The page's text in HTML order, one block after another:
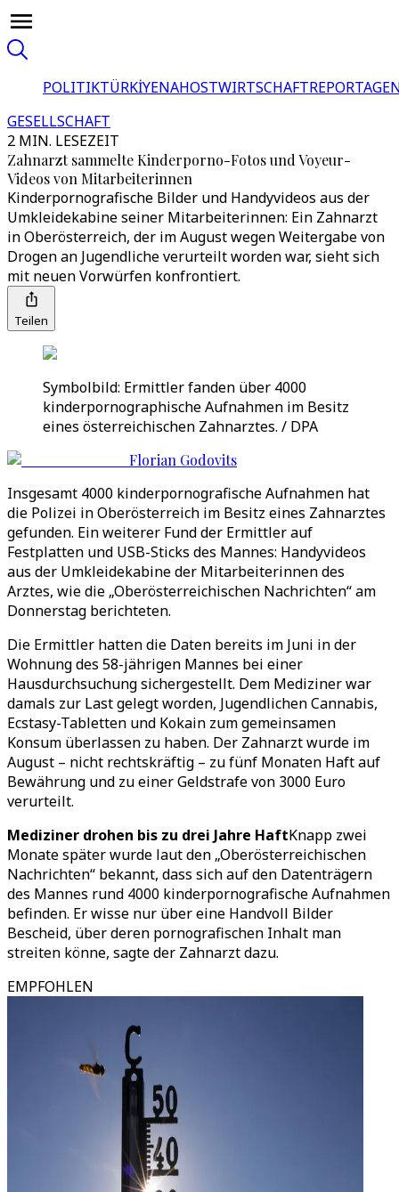
POLITIKTÜRKİYENAHOSTWIRTSCHAFT
GESELLSCHAFT
2 MIN. LESEZEIT
Zahnarzt sammelte Kinderporno-Fotos und Voyeur-
Videos von Mitarbeiterinnen
Kinderpornografische Bilder und Handyvideos aus der
Umkleidekabine seiner Mitarbeiterinnen: Ein Zahnarzt
in Oberösterreich, der im August wegen Weitergabe von
Drogen an Jugendliche verurteilt worden war, sieht sich
mit neuen Vorwürfen konfrontiert.
Teilen
Symbolbild: Ermittler fanden über 4000
kinderpornographische Aufnahmen im Besitz
eines österreichischen Zahnarztes. / DPA
Florian Godovits
Insgesamt 4000 kinderpornografische Aufnahmen hat
die Polizei in Oberösterreich im Besitz eines Zahnarztes
gefunden. Ein weiterer Fund der Ermittler auf
Festplatten und USB-Sticks des Mannes: Handyvideos
aus der Umkleidekabine der Mitarbeiterinnen des
Arztes, wie die „Oberösterreichischen Nachrichten“ am
Donnerstag berichteten.
Die Ermittler hatten die Daten bereits im Juni in der
Wohnung des 58-jährigen Mannes bei einer
Hausdurchsuchung sichergestellt. Dem Mediziner war
damals zur Last gelegt worden, Jugendlichen Cannabis,
Ecstasy-Tabletten und Kokain zum gemeinsamen
Konsum überlassen zu haben. Der Zahnarzt wurde im
August – nicht rechtskräftig – zu fünf Monaten Haft auf
Bewährung und zu einer Geldstrafe von 3000 Euro
verurteilt.
Mediziner drohen bis zu drei Jahre HaftKnapp zwei
Monate später wurde laut den „Oberösterreichischen
Nachrichten“ bekannt, dass sich auf den Datenträgern
des Mannes rund 4000 kinderpornografische Aufnahmen
befinden. Er wisse nur über eine Handvoll Bilder
Bescheid, über deren pornografischen Inhalt man
streiten könne, sagte der Zahnarzt dazu.
EMPFOHLEN